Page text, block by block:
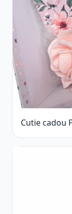
Cutie cadou